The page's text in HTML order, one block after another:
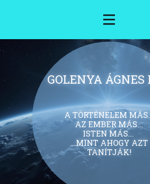
GOLENYA ÁGNES
A TÖRTÉNELEM
AZ EMBER MÁS...
ISTEN MÁS...
...MINT AHOGY AZT
TANÍTJÁK!